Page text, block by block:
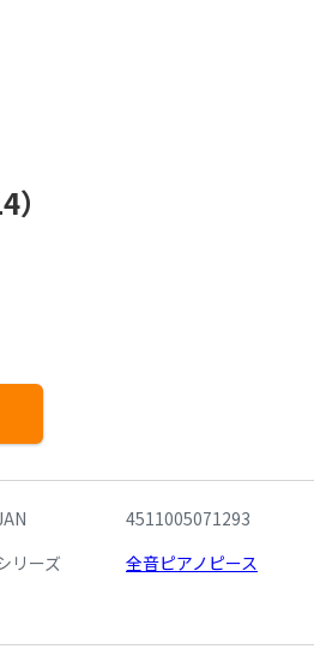
4511005071293
リーズ
全音ピアノピース